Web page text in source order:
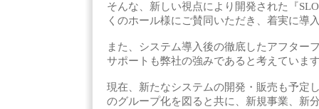
そんな、新しい視点により開発された『
くのホール様にご賛同いただき、着実に導
また、システム導入後の徹底したアフター
サポートも弊社の強みであると考えていま
現在、新たなシステムの開発・販売も予定
のグループ化を図ると共に、新規事業、新